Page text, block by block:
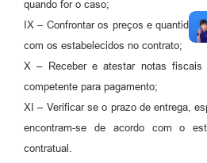
quando for o caso;
IX – Confrontar os preços e
com os estabelecidos no contrato;
X – Receber e atestar notas fiscais
competente para pagamento;
XI – Verificar se o prazo de entrega,
encontram-se de acordo com o
contratual.